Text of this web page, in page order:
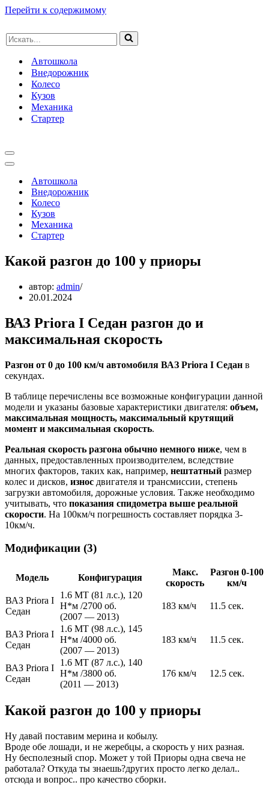
Перейти к содержимому
Искать...
Автошкола
Внедорожник
Колесо
Кузов
Механика
Стартер
Меню
навигации
Меню
навигацииАвтошкола
Внедорожник
Колесо
Кузов
Механика
Стартер
Какой разгон до 100 у приоры
автор: admin
20.01.2024
ВАЗ Priora I Седан разгон до и
максимальная скорость
Разгон от 0 до 100 км/ч автомобиля ВАЗ Priora I Седан в
секундах.
В таблице перечислены все возможные конфигурации данной
модели и указаны базовые характеристики двигателя: объем,
максимальная мощность, максимальный крутящий
момент и максимальная скорость.
Реальная скорость разгона обычно немного ниже, чем в
данных, предоставленных производителем, вследствие
многих факторов, таких как, например, нештатный размер
колес и дисков, износ двигателя и трансмиссии, степень
загрузки автомобиля, дорожные условия. Также необходимо
учитывать, что показания спидометра выше реальной
скорости. На 100км/ч погрешность составляет порядка 3-
10км/ч.
Модификации (3)
Модель Конфигурация
Макс.
скорость
Разгон 0-100
км/ч
ВАЗ Priora I
Седан
1.6 MT (81 л.с.), 120
Н*м /2700 об.
(2007 — 2013)
183 км/ч 11.5 сек.
ВАЗ Priora I
Седан
1.6 MT (98 л.с.), 145
Н*м /4000 об.
(2007 — 2013)
183 км/ч 11.5 сек.
ВАЗ Priora I
Седан
1.6 MT (87 л.с.), 140
Н*м /3800 об.
(2011 — 2013)
176 км/ч 12.5 сек.
Какой разгон до 100 у приоры
Ну давай поставим мерина и кобылу.
Вроде обе лошади, и не жеребцы, а скорость у них разная.
Ну бесполезный спор. Может у той Приоры одна свеча не
работала? Откуда ты знаешь?других просто легко делал..
отсюда и вопрос.. про качество сборки.